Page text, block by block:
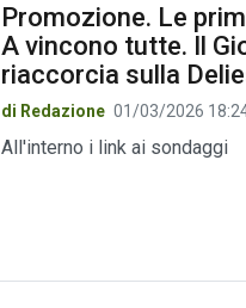
Promozione. Le
A vincono tutte. Il
riaccorcia sulla
di Redazione 01/03/2026
All'interno i link ai sondaggi